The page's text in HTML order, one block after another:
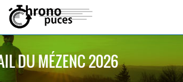
DU MÉZENC 2026